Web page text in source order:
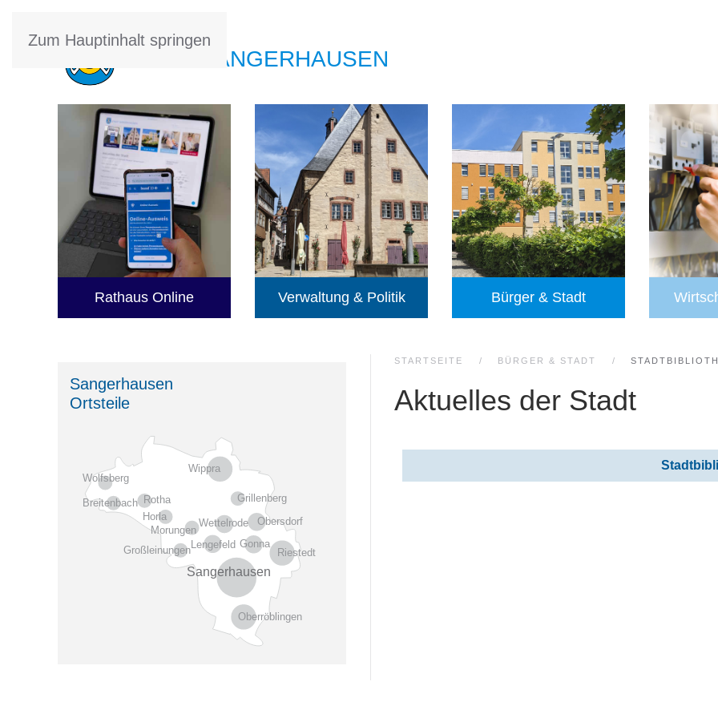
Zum Hauptinhalt springen
STADT SANGERHAUSEN
Rathaus Online Verwaltung & Politik Bürger & Stadt
STARTSEITE BÜRGER & STADT
Aktuelles der Stadt
Beiträge
Sangerhausen
Ortsteile
Riestedt
Gonna
Obersdorf
Grillenberg
Wippra
Wolfsberg
Rotha
Breitenbach
Horla
Morungen
Wettelrode
Lengefeld
Großleinungen
Sangerhausen
Oberröblingen